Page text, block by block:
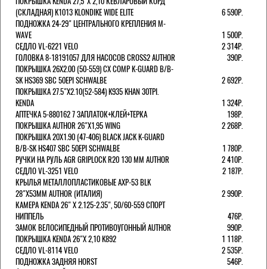
(СКЛАДНАЯ) K1013 KLONDIKE WIDE ELITE
6 590Р.
ПОДНОЖКА 24-29" ЦЕНТРАЛЬНОГО КРЕПЛЕНИЯ M-
WAVE
1 500Р.
СЕДЛО VL-6221 VELO
2 314Р.
ГОЛОВКА 8-18191057 ДЛЯ НАСОСОВ CROSS2 AUTHOR
390Р.
ПОКРЫШКА 26X2.00 (50-559) CX COMP K-GUARD B/B-
SK HS369 SBC 50EPI SCHWALBE
2 692Р.
ПОКРЫШКА 27.5"Х2.10(52-584) K935 KHAN 30TPI.
KENDA
1 324Р.
АПТЕЧКА 5-880162 7 ЗАПЛАТОК+КЛЕЙ+ТЕРКА
198Р.
ПОКРЫШКА AUTHOR 26"Х1,95 WING
2 268Р.
ПОКРЫШКА 20X1.90 (47-406) BLACK JACK K-GUARD
B/B-SK HS407 SBC 50EPI SCHWALBE
1 780Р.
РУЧКИ НА РУЛЬ AGR GRIPLOCK R20 130 ММ AUTHOR
2 410Р.
СЕДЛО VL-3251 VELO
2 187Р.
КРЫЛЬЯ МЕТАЛЛОПЛАСТИКОВЫЕ AXP-53 BLK
28"Х53ММ AUTHOR (ИТАЛИЯ)
2 990Р.
КАМЕРА KENDA 26" Х 2.125-2.35", 50/60-559 СПОРТ
НИППЕЛЬ
476Р.
ЗАМОК ВЕЛОСИПЕДНЫЙ ПРОТИВОУГОННЫЙ AUTHOR
990Р.
ПОКРЫШКА KENDA 26"Х 2,10 K892
1 118Р.
СЕДЛО VL-8114 VELO
2 535Р.
ПОДНОЖКА ЗАДНЯЯ HORST
546Р.